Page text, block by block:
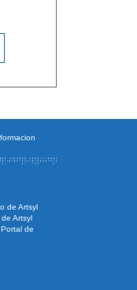
de Artsyl
Artsyl
de